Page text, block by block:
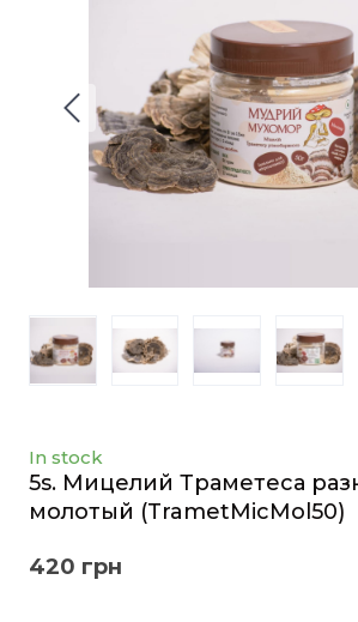
In stock
5s. Мицелий Траметеса
молотый (TrametMicMol50)
420 грн